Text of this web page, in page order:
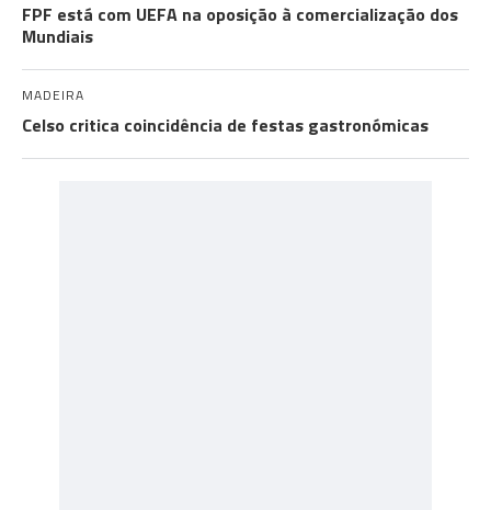
FPF está com UEFA na oposição à comercialização dos
Mundiais
MADEIRA
Celso critica coincidência de festas gastronómicas